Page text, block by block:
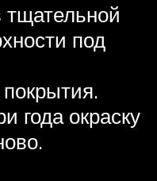
тщательной
под
года окраску